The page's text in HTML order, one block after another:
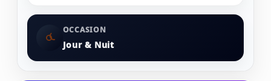
OCCASION
Jour & Nuit